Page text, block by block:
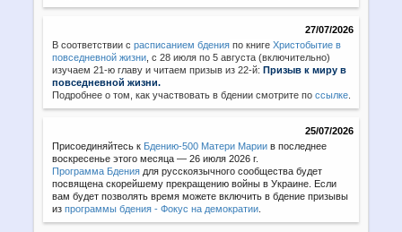
27/07/2026
В соответствии с расписанием бдения по книгеХристобытие в
повседневной жизни с 28 июля по 5 августа (включительно)
изучаем 21-ю главу и читаем призыв из 22-й:Призыв к миру в
повседневной жизни.
Подробнее о том, как участвовать в бдении смотрите поссылке
25/07/2026
Присоединяйтесь к Бдению-500 Матери Марии в последнее
воскресенье этого месяца — 26 июля 2026 г.
Программа Бдения для русскоязычного сообщества будет
посвящена скорейшему прекращению войны в Украине. Если
вам будет позволять время можете включить в бдение призывы
изпрограммы бдения - Фокус на демократии